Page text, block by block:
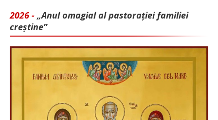
2026 - „Anul omagial al pastorației familiei
creștine”